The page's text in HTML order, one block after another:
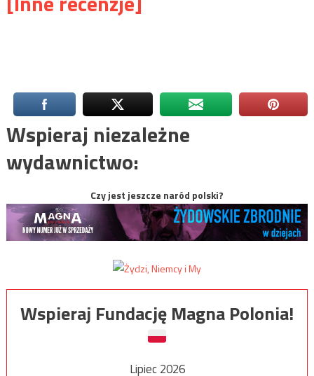
Wspieraj niezależne
wydawnictwo:
Czy jest jeszcze naród polski?
Wspieraj Fundację Magna Polonia!
Lipiec 2026